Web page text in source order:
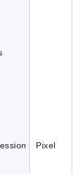
Pixel